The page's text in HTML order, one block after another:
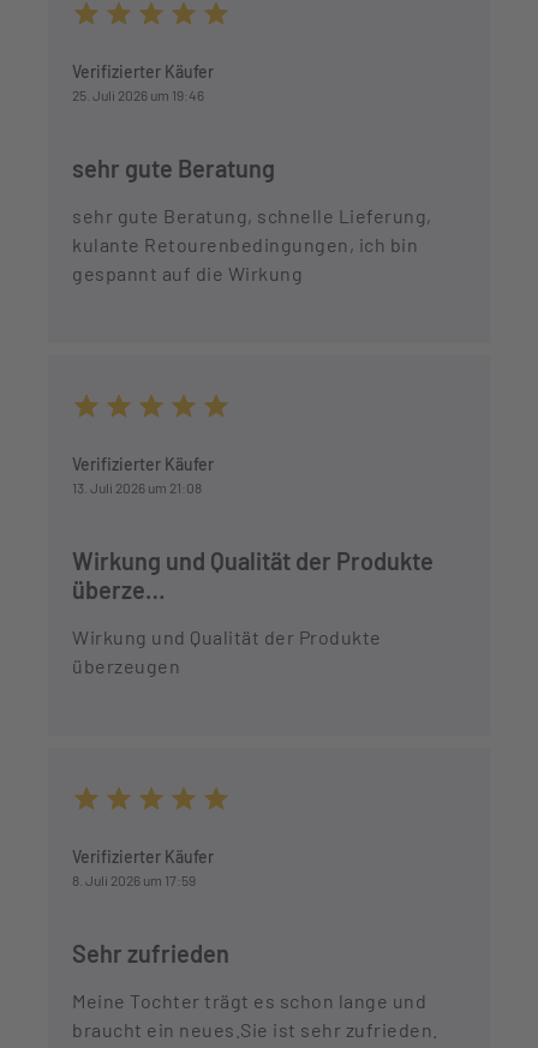
Verifizierter Käufer
25. Juli 2026 um 19:46
sehr gute Beratung
sehr gute Beratung, schnelle Lieferung,
kulante Retourenbedingungen, ich bin
gespannt auf die Wirkung
Verifizierter Käufer
13. Juli 2026 um 21:08
Wirkung und Qualität der Produkte
überze…
Wirkung und Qualität der Produkte
überzeugen
Verifizierter Käufer
8. Juli 2026 um 17:59
Sehr zufrieden
Meine Tochter trägt es schon lange und
braucht ein neues.Sie ist sehr zufrieden.